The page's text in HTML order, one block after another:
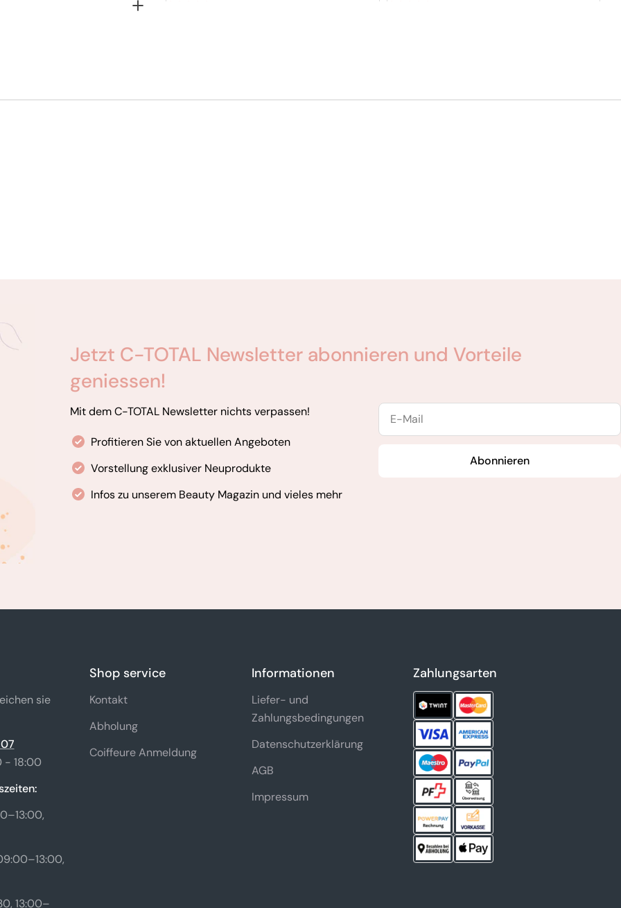
Jetzt C-TOTAL Newsletter abonnieren und Vorteile
geniessen!
Mit dem C-TOTAL Newsletter nichts verpassen!
Profitieren Sie von aktuellen Angeboten
Vorstellung exklusiver Neuprodukte
Infos zu unserem Beauty Magazin und vieles mehr
E-
Abonnieren
sie
- 18:00
13:00–
Shop service
Kontakt
Abholung
Coiffeure Anmeldung
Informationen
Liefer- und
Zahlungsbedingungen
Datenschutzerklärung
AGB
Impressum
Zahlungsarten